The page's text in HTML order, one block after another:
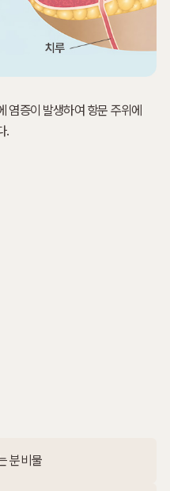
염증이 발생하여 항문 주위에
.
분비물